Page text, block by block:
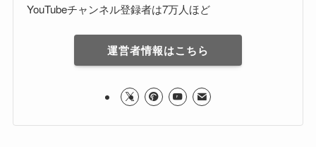
YouTubeチャンネル登録者は7万人ほど
運営者情報はこちら